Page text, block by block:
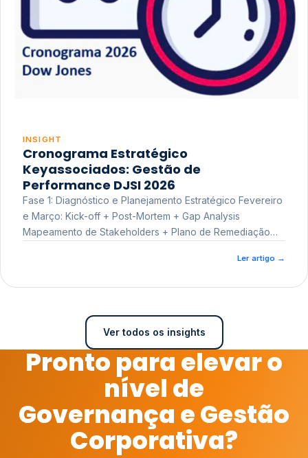
INSIGHT
Cronograma Estratégico
Keyassociados: Gestão de
Performance DJSI 2026
Fase 1: Diagnóstico e Planejamento Estratégico Fevereiro
e Março: Kick-off + Post-Mortem + Gap Analysis
Mapeamento de Stakeholders + Plano de Remediação
Ler artigo →
Ver todos os insights
Pronto para elevar o
nível de
Governança e Gestão
Corporativa?